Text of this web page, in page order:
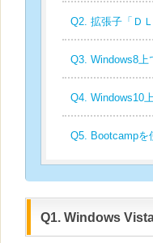
Q2. 拡張子「Ｄ
Q3. Windows8上
Q4. Windows10
Q5. Bootcampを
Q1. Windows